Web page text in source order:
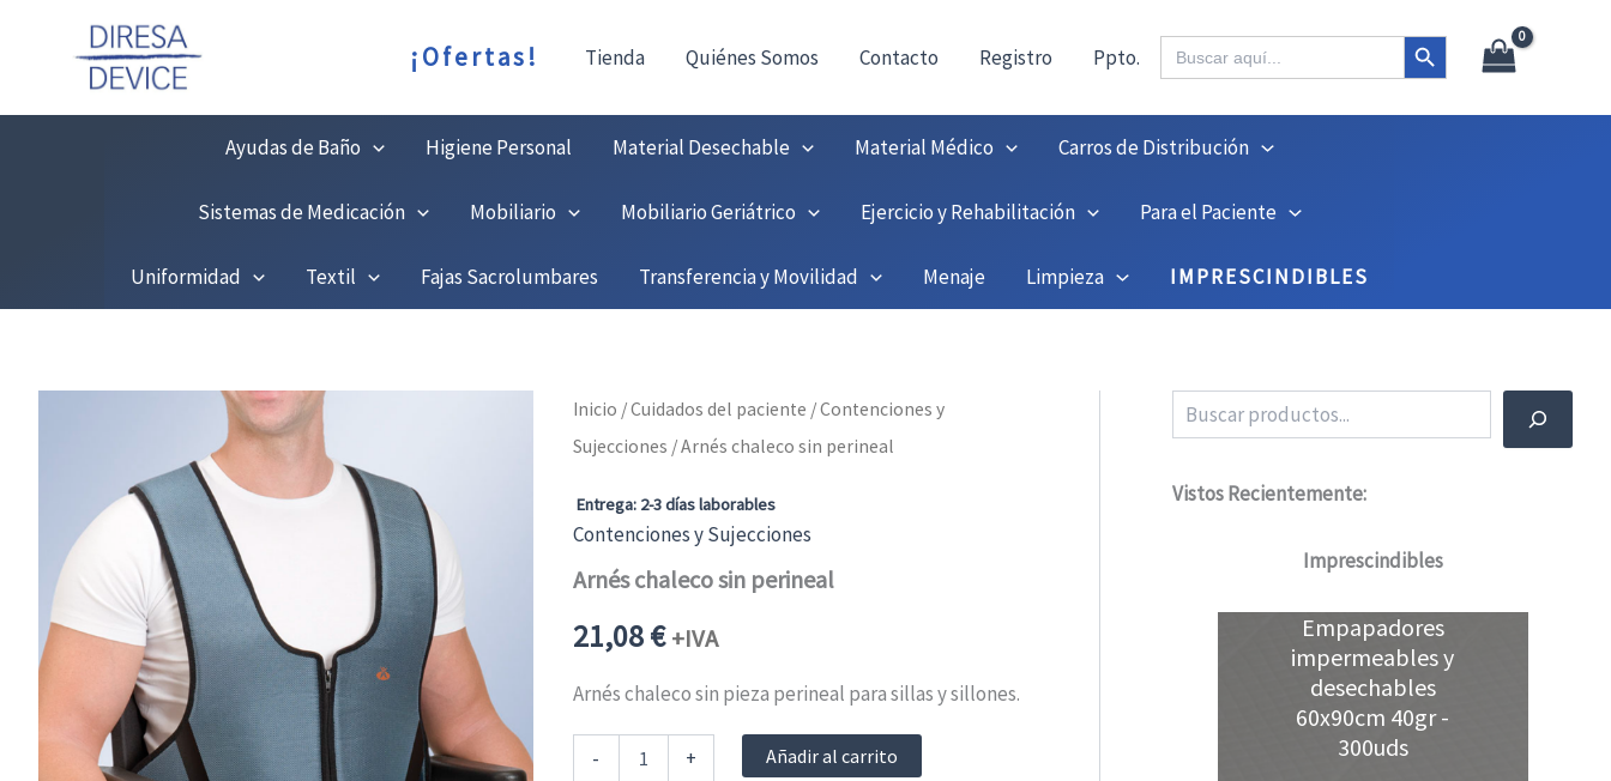
¡Ofertas! Tienda Quiénes Somos Contacto Registro Ppto.
Buscar: Botón de búsqueda
Ayudas de Baño Higiene Personal Material Desechable Material Médico Carros de Distribución
Sistemas de Medicación Mobiliario Mobiliario Geriátrico Ejercicio y Rehabilitación Para el Paciente
Uniformidad Textil Fajas Sacrolumbares Transferencia y Movilidad Menaje Limpieza IMPRESCINDIBLES
Inicio /Cuidados del paciente /Contenciones y
Sujecciones / Arnés chaleco sin perineal
Entrega: 2-3 días laborables
Contenciones y Sujecciones
Arnés chaleco sin perineal
21,08€ +IVA
Arnés chaleco sin pieza perineal para sillas y sillones.
-
chaleco
+ Añadir al carrito
Vistos Recientemente:
Imprescindibles
Empapadores
impermeables y
desechables
60x90cm 40gr -
300uds